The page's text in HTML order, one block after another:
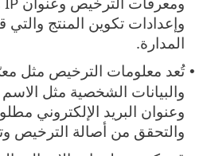
وإعدادات تكوين المنتج
المدارة.
• تُعد معلومات الترخيص مثل
والبيانات الشخصية مثل
وعنوان البريد الإلكتروني
والتحقق من أصالة الترخيص